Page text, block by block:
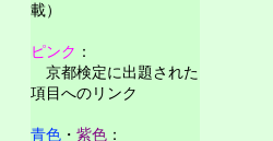
載）
ピンク ：
京都検定に出題された
項目へのリンク
青色 ・ 紫色 ：